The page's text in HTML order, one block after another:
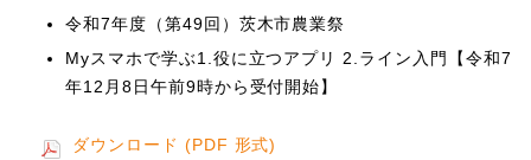
令和7年度（第49回）茨木市農業祭
Myスマホで学ぶ1.役に立つアプリ 2.ライン入門【令和7
年12月8日午前9時から受付開始】
ダウンロード (PDF 形式)